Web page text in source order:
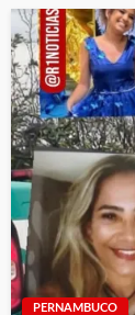
PERNAMBUCO